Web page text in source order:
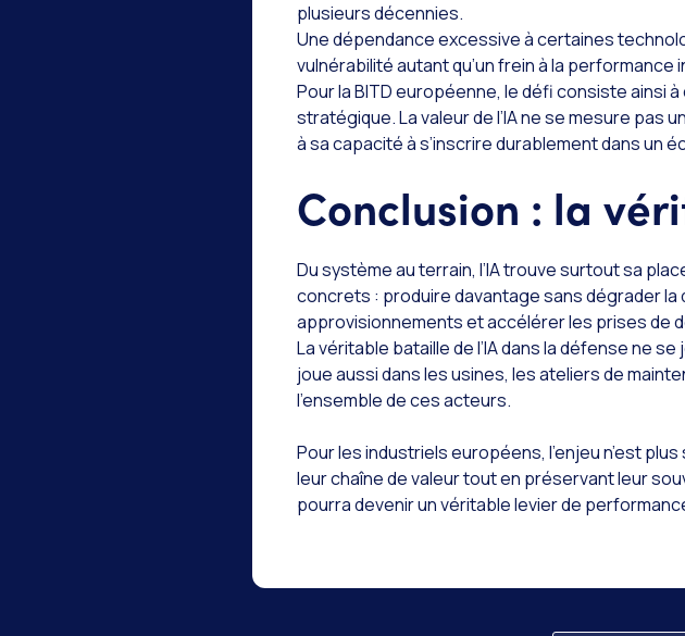
plusieurs décennies.
Une dépendance excessive à certaines
vulnérabilité autant qu’un frein à la performance
Pour la BITD européenne, le défi consiste ainsi
stratégique. La valeur de l’IA ne se mesure
à sa capacité à s’inscrire durablement dans un
Conclusion : la
Du système au terrain, l’IA trouve surtout sa
concrets : produire davantage sans dégrader
approvisionnements et accélérer les prises de
La véritable bataille de l’IA dans la défense ne
joue aussi dans les usines, les ateliers de
l’ensemble de ces acteurs.
Pour les industriels européens, l’enjeu n’est plus
leur chaîne de valeur tout en préservant leur
pourra devenir un véritable levier de